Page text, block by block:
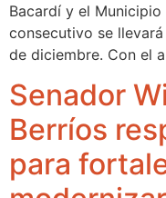
Bacardí y el
consecutivo se
de diciembre. Con el
Senador
Berríos
para